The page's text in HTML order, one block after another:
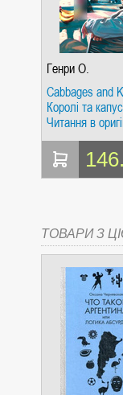
Генри О.
Cabbages and
Королі та
Читання в
Англійська
ТОВАРИ З